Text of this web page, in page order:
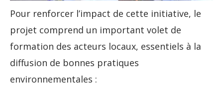
Pour renforcer l’impact de cette initiative, le
projet comprend un important volet de
formation des acteurs locaux, essentiels à la
diffusion de bonnes pratiques
environnementales :